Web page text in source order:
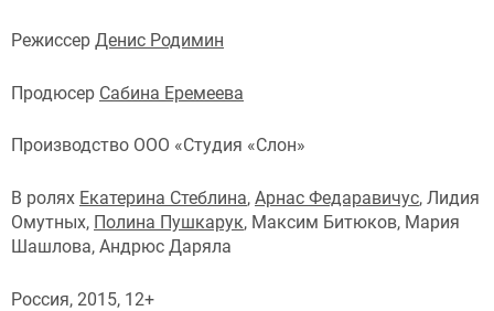
Режиссер Денис Родимин
Продюсер Сабина Еремеева
Производство ООО «Студия «Слон»
В ролях Екатерина Стеблина, Арнас Федаравичус, Лидия
Омутных, Полина Пушкарук, Максим Битюков, Мария
Шашлова, Андрюс Даряла
Россия, 2015, 12+